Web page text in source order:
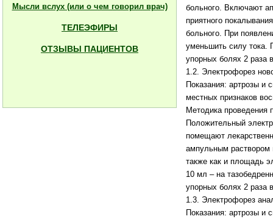
Мысли вслух (или о чем говорил врач)
ТЕЛЕЭФИРЫ
ОТЗЫВЫ ПАЦИЕНТОВ
больного. Включают
приятного
больного. При
уменьшить силу тока.
упорных болях 2 раза
1.2. Электрофорез
Показания: артрозы и
местных признаков
Методика проведения
Положительный
помещают
ампульным раствором
также как и площадь
10 мл – на
упорных болях 2 раза
1.3. Электрофорез
Показания: артрозы и